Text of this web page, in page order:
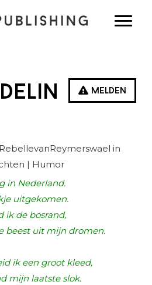
Melden
in
| Humor
in Nederland.
uitgekomen.
ik de bosrand,
beest uit mijn dromen.
ik een groot kleed,
mijn laatste slok.